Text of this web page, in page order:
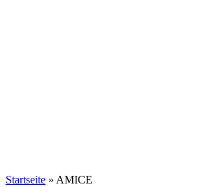
Startseite » AMICE